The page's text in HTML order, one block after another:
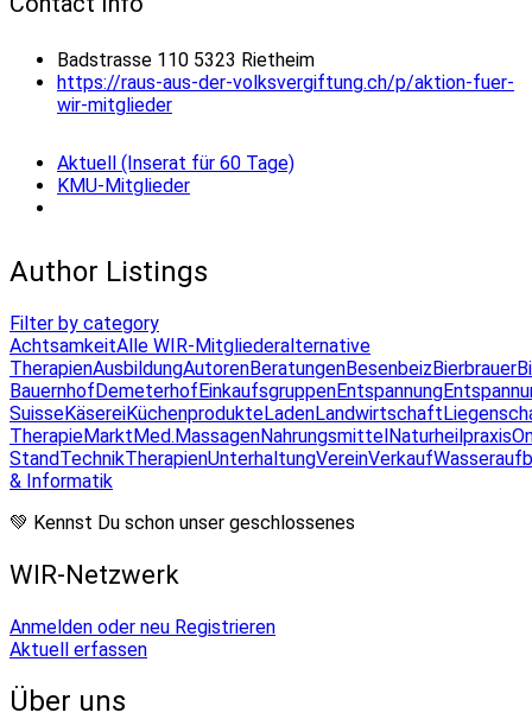
Badstrasse 110 5323 Rietheim
https://raus-aus-der-volksvergiftung.ch/p/aktion-fuer-
wir-mitglieder
Aktuell (Inserat für 60 Tage)
KMU-Mitglieder
Author Listings
Filter by category
AchtsamkeitAlle WIR-Mitgliederalternative
TherapienAusbildungAutorenBeratungenBesenbeizBierbrauer
BauernhofDemeterhofEinkaufsgruppenEntspannung
SuisseKäsereiKüchenprodukteLadenLandwirtschaft
TherapieMarktMed.MassagenNahrungsmittelNaturheilpraxis
StandTechnikTherapienUnterhaltungVereinVerkauf
& Informatik
💚 Kennst Du schon unser geschlossenes
WIR-Netzwerk
Anmelden oder neu Registrieren
Aktuell erfassen
Über uns